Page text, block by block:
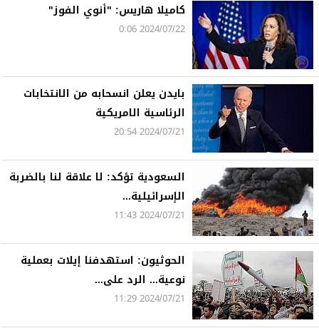
كاميلا هاريس: "أنوي الفوز"
2024/07/22 0:06
بايدن يعلن انسحابه من الانتخابات
الرئاسية الامريكية
2024/07/21 20:54
السعودية تؤكد: لا علاقة لنا بالضربة
الإسرائيلية...
2024/07/21 11:43
الحوثيون: استهدفنا إيلات بعملية
نوعية... الرد على...
2024/07/21 11:29